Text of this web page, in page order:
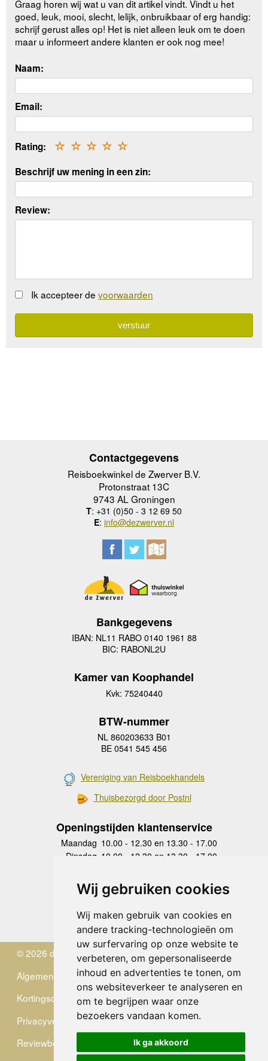
Wij gebruiken cookies
Wij maken gebruik van cookies en
andere tracking-technologieën om
uw surfervaring op onze website te
verbeteren, om gepersonaliseerde
inhoud en advertenties te tonen, om
ons websiteverkeer te analyseren en
om te begrijpen waar onze
bezoekers vandaan komen.
Ik ga akkoord
Graag horen wij wat u van dit artikel vindt. Vindt u het
goed, leuk, mooi, slecht, lelijk, onbruikbaar of erg handig:
schrijf gerust alles op! Het is niet alleen leuk om te doen
maar u informeert andere klanten er ook nog mee!
Naam:
Email:
Rating: ☆
☆
☆
☆
☆
Beschrijf uw mening in een zin:
Review:
Ik accepteer de voorwaarden
Contactgegevens
Reisboekwinkel de Zwerver B.V.
Protonstraat 13C
9743 AL Groningen
T: +31 (0)50 - 3 12 69 50
E: info@dezwerver.nl
Bankgegevens
IBAN: NL11 RABO 0140 1961 88
BIC: RABONL2U
Kamer van Koophandel
Kvk: 75240440
BTW-nummer
NL 860203633 B01
BE 0541 545 456
Vereniging van Reisboekhandels
Thuisbezorgd door Postnl
Openingstijden klantenservice
Maandag 10.00 - 12.30 en 13.30 - 17.00
Dinsdag 10.00 - 12.30 en 13.30 - 17.00
Donderdag
10.00 - 12.30 en 13.30 - 17.00
Vrijdag 10.00 - 12.30 en 13.30 - 17.00
Zaterdag
gesloten
Zondag gesloten
© 2026 de Zwerver
Algemene Voorwaarden
Kortingscode
Privacyverklaring
Reviewbeleid